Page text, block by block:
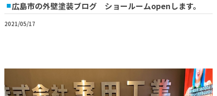
広島市の外壁塗装ブログ ショールームopenします。
2021/05/17